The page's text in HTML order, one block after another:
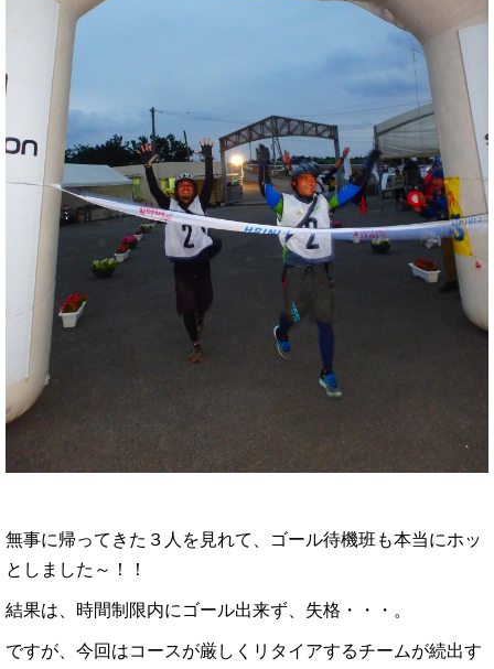
無事に帰ってきた３人を見れて、ゴール待機班も本当にホッ
としました～！！
結果は、時間制限内にゴール出来ず、失格・・・。
ですが、今回はコースが厳しくリタイアするチームが続出す